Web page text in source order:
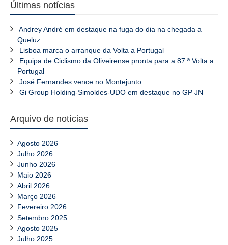
Últimas notícias
Andrey André em destaque na fuga do dia na chegada a
Queluz
Lisboa marca o arranque da Volta a Portugal
Equipa de Ciclismo da Oliveirense pronta para a 87.ª Volta a
Portugal
José Fernandes vence no Montejunto
Gi Group Holding-Simoldes-UDO em destaque no GP JN
Arquivo de notícias
Agosto 2026
Julho 2026
Junho 2026
Maio 2026
Abril 2026
Março 2026
Fevereiro 2026
Setembro 2025
Agosto 2025
Julho 2025